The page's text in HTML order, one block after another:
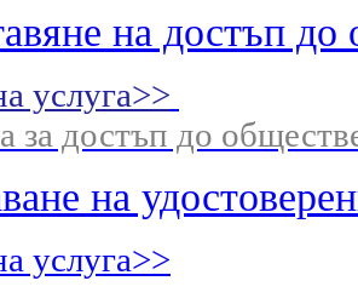
на достъп
услуга>>
за достъп до
на
услуга>>